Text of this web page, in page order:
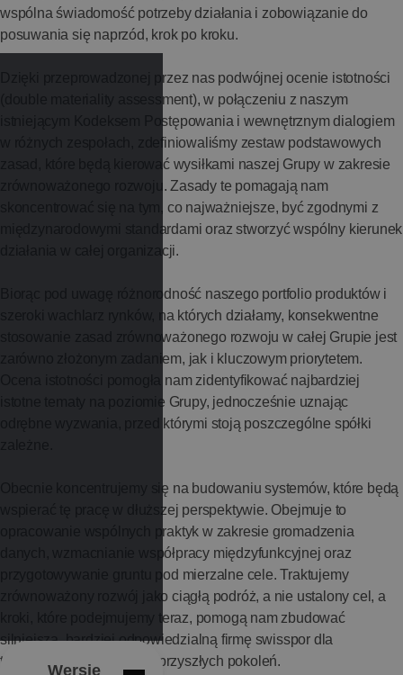
wspólna świadomość potrzeby działania i zobowiązanie do
posuwania się naprzód, krok po kroku.
Dzięki przeprowadzonej przez nas podwójnej ocenie istotności
(double materiality assessment), w połączeniu z naszym
istniejącym Kodeksem Postępowania i wewnętrznym dialogiem
w różnych zespołach, zdefiniowaliśmy zestaw podstawowych
zasad, które będą kierować wysiłkami naszej Grupy w zakresie
zrównoważonego rozwoju. Zasady te pomagają nam
skoncentrować się na tym, co najważniejsze, być zgodnymi z
międzynarodowymi standardami oraz stworzyć wspólny kierunek
działania w całej organizacji.
Biorąc pod uwagę różnorodność naszego portfolio produktów i
szeroki wachlarz rynków, na których działamy, konsekwentne
stosowanie zasad zrównoważonego rozwoju w całej Grupie jest
zarówno złożonym zadaniem, jak i kluczowym priorytetem.
Ocena istotności pomogła nam zidentyfikować najbardziej
istotne tematy na poziomie Grupy, jednocześnie uznając
odrębne wyzwania, przed którymi stoją poszczególne spółki
Obecnie koncentrujemy się na budowaniu systemów, które będą
wspierać tę pracę w dłuższej perspektywie. Obejmuje to
opracowanie wspólnych praktyk w zakresie gromadzenia
danych, wzmacnianie współpracy międzyfunkcyjnej oraz
przygotowywanie gruntu pod mierzalne cele. Traktujemy
zrównoważony rozwój jako ciągłą podróż, a nie ustalony cel, a
kroki, które podejmujemy teraz, pomogą nam zbudować
silniejszą, bardziej odpowiedzialną firmę swisspor dla
teraźniejszości i naszych przyszłych pokoleń.
Wersje